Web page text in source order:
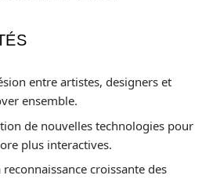
entre artistes, designers et
ensemble.
de nouvelles technologies pour
plus interactives.
reconnaissance croissante des